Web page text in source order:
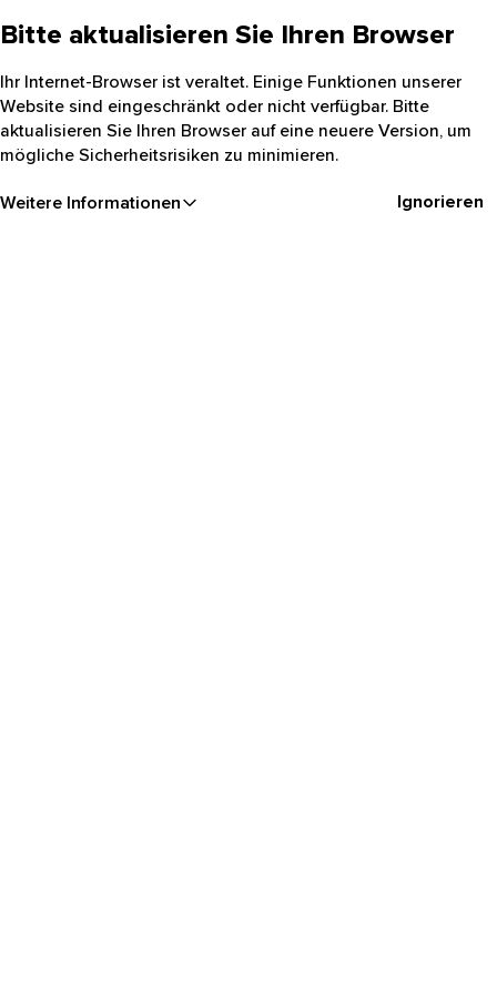
Bitte aktualisieren Sie Ihren Browser
Ihr Internet-Browser ist veraltet. Einige Funktionen unserer
Website sind eingeschränkt oder nicht verfügbar. Bitte
aktualisieren Sie Ihren Browser auf eine neuere Version, um
mögliche Sicherheitsrisiken zu minimieren.
Weitere Informationen Ignorieren